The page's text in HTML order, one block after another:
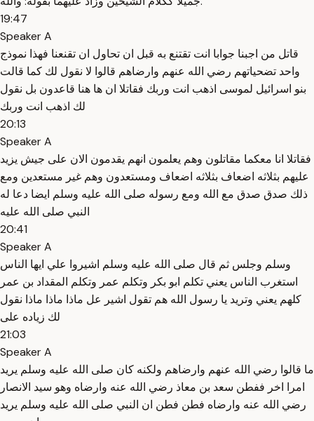
19:47
Speaker A
قاتل من اجبنا جوابا انت تقتنع به قبل ان تحاول ان تقنعنا فهذا نموذج
واحد تضحياتهم رضي الله عنهم وارضاهم قالوا لا نقول لك كما قالت
بنو اسرائيل لموسى اذهب انت وربك فقاتلا ان ها هنا قاعدون بل نقول
لك اذهب انت وربك
20:13
Speaker A
فقاتلا انا معكما مقاتلون وهم يعلمون انهم يقدمون الان على جيش يزيد
عليهم بثلاثه اضعاف بثلاثه اضعاف ومستعدون وهم غير مستعدين ومع
ذلك صدق صدق مع الله ومع رسوله صلى الله عليه وسلم ايضا دعا له
النبي صلى الله عليه
20:41
Speaker A
وسلم وجلس ثم قال صلى الله عليه وسلم اشيروا علي ايها الناس
استغرب الناس يعني تكلم ابو بكر وتكلم عمر وتكلم المقداد بن عمر
كلهم يعني وتريد يا رسول الله هم تقول اشير عل ماذا ماذا ماذا نقول
لك زياده على
21:03
Speaker A
ما قالوا رضي الله عنهم وارضاهم ولكنه كان صلى الله عليه وسلم يريد
امرا اخر ففطن سعد بن معاذ رضي الله عنه وارضاه وهو سيد الانصار
رضي الله عنه وارضاه فطن فطن ان النبي صلى الله عليه وسلم يريد